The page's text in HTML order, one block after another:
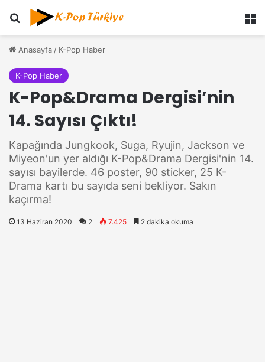
Anasayfa / K-Pop Haber
K-Pop Haber
K-Pop&Drama Dergisi’nin
14. Sayısı Çıktı!
Kapağında Jungkook, Suga, Ryujin, Jackson ve
Miyeon'un yer aldığı K-Pop&Drama Dergisi'nin 14.
sayısı bayilerde. 46 poster, 90 sticker, 25 K-
Drama kartı bu sayıda seni bekliyor. Sakın
kaçırma!
13 Haziran 2020 2 7.425 2 dakika okuma